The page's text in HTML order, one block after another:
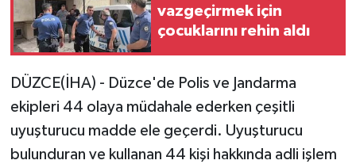
vazgeçirmek için
çocuklarını rehin aldı
DÜZCE(İHA) - Düzce'de Polis ve Jandarma
ekipleri 44 olaya müdahale ederken çeşitli
uyuşturucu madde ele geçerdi. Uyuşturucu
bulunduran ve kullanan 44 kişi hakkında adli işlem